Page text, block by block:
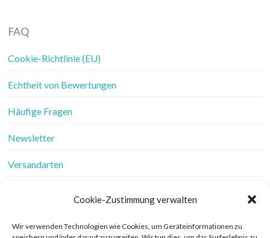
Cookie-Zustimmung verwalten
Wir verwenden Technologien wie Cookies, um Geräteinformationen zu
FAQ
Cookie-Richtlinie (EU)
Echtheit von Bewertungen
Häufige Fragen
Newsletter
Versandarten